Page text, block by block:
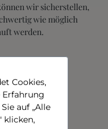
wir sicherstellen,
wie möglich
werden.
Cookies,
auf „Alle
klicken,